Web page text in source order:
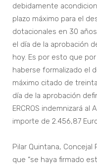
debidamente
plazo máximo para el
dotacionales en 30
el día de la aprobación
hoy. Es por esto que
haberse formalizado el
máximo citado de
día de la aprobación
ERCROS indemnizará
importe de 2.456,87
Pilar Quintana,
que “se haya firmado